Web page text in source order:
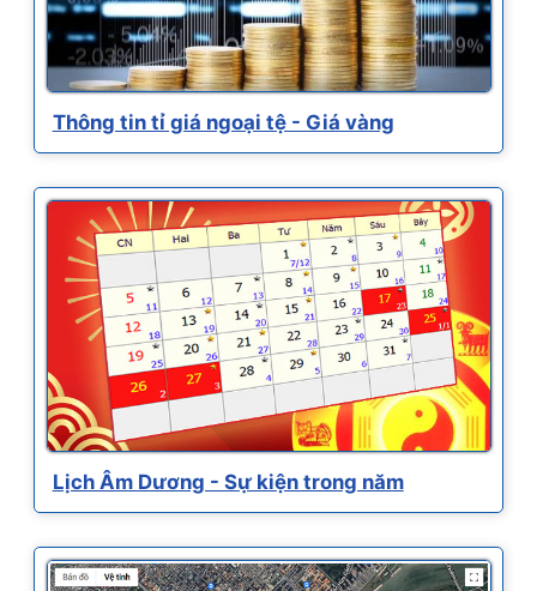
Thông tin tỉ giá ngoại tệ - Giá vàng
Lịch Âm Dương - Sự kiện trong năm